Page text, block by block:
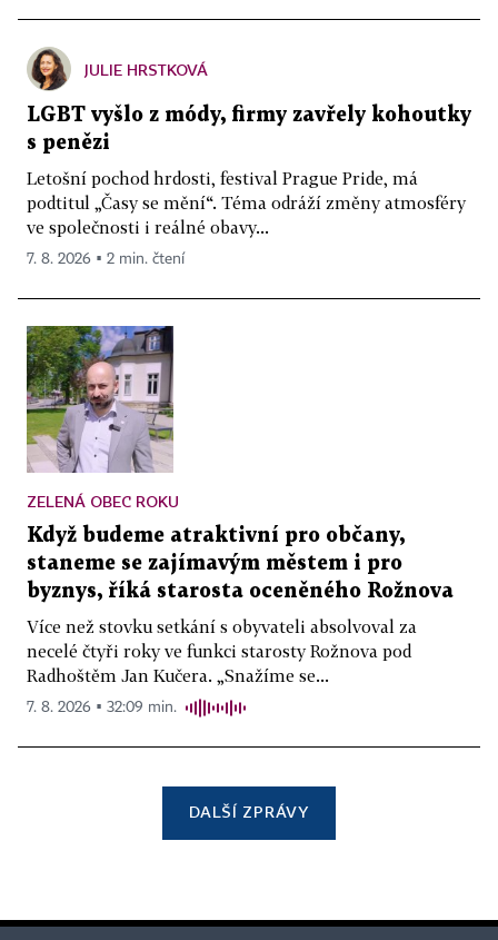
JULIE HRSTKOVÁ
LGBT vyšlo z módy, firmy zavřely kohoutky
s penězi
Letošní pochod hrdosti, festival Prague Pride, má
podtitul „Časy se mění“. Téma odráží změny atmosféry
ve společnosti i reálné obavy...
7. 8. 2026 ▪ 2 min. čtení
ZELENÁ OBEC ROKU
Když budeme atraktivní pro občany,
staneme se zajímavým městem i pro
byznys, říká starosta oceněného Rožnova
Více než stovku setkání s obyvateli absolvoval za
necelé čtyři roky ve funkci starosty Rožnova pod
Radhoštěm Jan Kučera. „Snažíme se...
7. 8. 2026 ▪ 32:09 min.
DALŠÍ ZPRÁVY